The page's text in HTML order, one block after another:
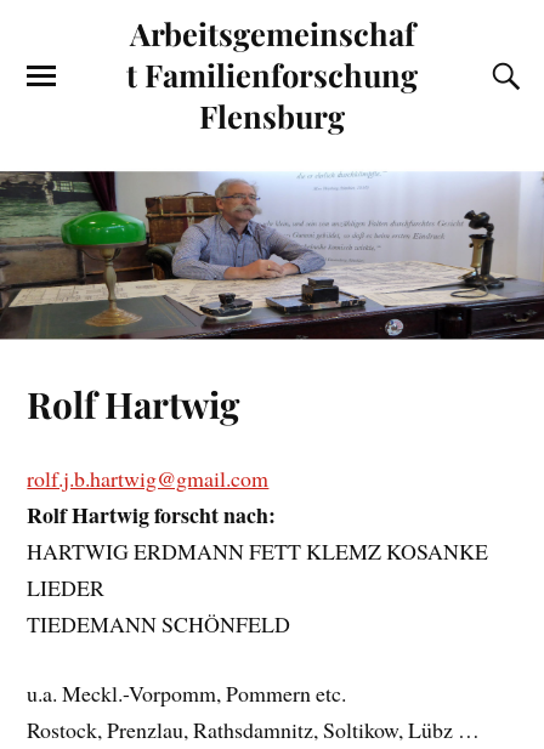
Arbeitsgemeinschaf
t Familienforschung
Flensburg
Rolf Hartwig
rolf.j.b.hartwig@gmail.com
Rolf Hartwig forscht nach:
HARTWIG ERDMANN FETT KLEMZ KOSANKE
LIEDER
TIEDEMANN SCHÖNFELD
u.a. Meckl.-Vorpomm, Pommern etc.
Rostock, Prenzlau, Rathsdamnitz, Soltikow, Lübz …